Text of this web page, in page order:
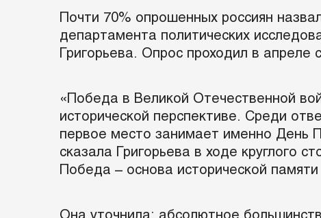
Почти 70% опрошенных россиян
департамента политических
Григорьева. Опрос проходил в
«Победа в Великой Отечественной
исторической перспективе. Среди
первое место занимает именно День
сказала Григорьева в ходе круглого
Победа – основа исторической памяти